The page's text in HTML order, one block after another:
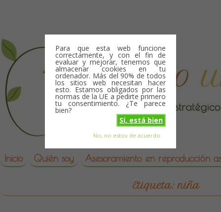
Para que esta web funcione
correctamente, y con el fin de
evaluar y mejorar, tenemos que
almacenar cookies en tu
ordenador. Más del 90% de todos
los sitios web necesitan hacer
esto. Estamos obligados por las
normas de la UE a pedirte primero
tu consentimiento. ¿Te parece
bien?
Sí, está bien
No, no estoy de acuerdo
reproduccion asistida
Skip to content
Inicio Quién soy Asesoramiento en reproducción
Etiqueta:niña